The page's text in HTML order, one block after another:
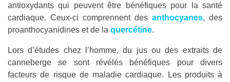
antioxydants qui peuvent être bénéfiques pour la santé
cardiaque. Ceux-ci comprennent des anthocyanes, des
proanthocyanidines et de la quercétine.
Lors d’études chez l’homme, du jus ou des extraits de
canneberge se sont révélés bénéfiques pour divers
facteurs de risque de maladie cardiaque. Les produits à